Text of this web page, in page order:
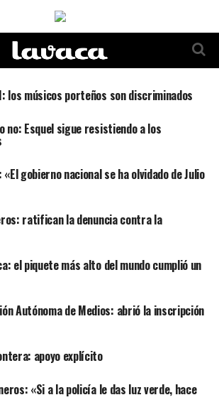
los músicos porteños son discriminados
no: Esquel sigue resistiendo a los
gobierno nacional se ha olvidado de Julio
ratifican la denuncia contra la
el piquete más alto del mundo cumplió un
Autónoma de Medios: abrió la inscripción
apoyo explícito
«Si a la policía le das luz verde, hace